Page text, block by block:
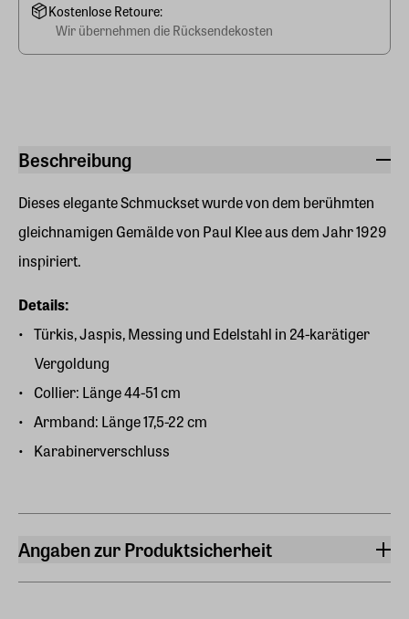
Beschreibung
Dieses elegante Schmuckset wurde von dem berühmten
gleichnamigen Gemälde von Paul Klee aus dem Jahr 1929
inspiriert.
Details:
Türkis, Jaspis, Messing und Edelstahl in 24-karätiger
Vergoldung
Collier: Länge 44-51 cm
Armband: Länge 17,5-22 cm
Karabinerverschluss
Angaben zur Produktsicherheit
Kostenlose Retoure:
Wir übernehmen die Rücksendekosten